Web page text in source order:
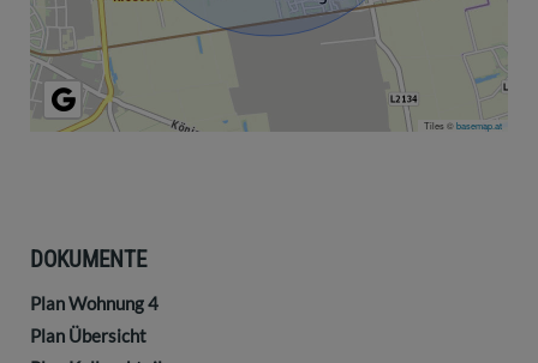
Tiles ©basemap.at
DOKUMENTE
Plan Wohnung 4
Plan Übersicht